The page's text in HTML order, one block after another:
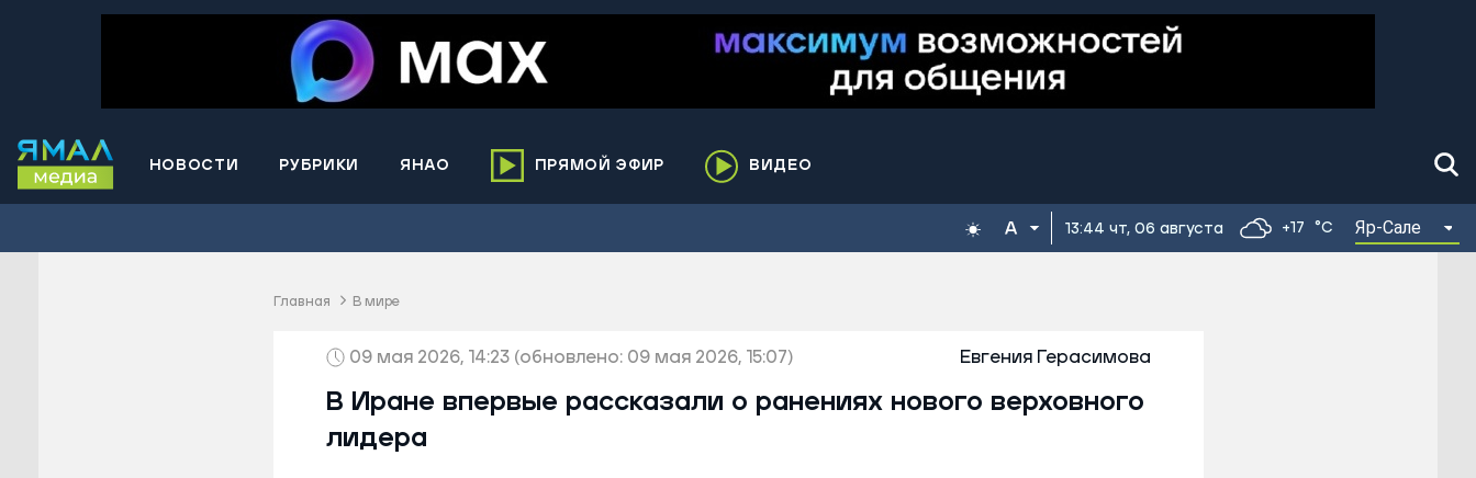
НОВОСТИ РУБРИКИ ЯНАО
Муравленко
ПРЯМОЙ ЭФИР ВИДЕО
13:44 чт, 06 августа +17 °C Яр-Сале
Главная В мире
09 мая 2026, 14:23 (обновлено: 09 мая 2026, 15:07) Евгения Герасимова
В Иране впервые рассказали о ранениях нового верховного
лидера